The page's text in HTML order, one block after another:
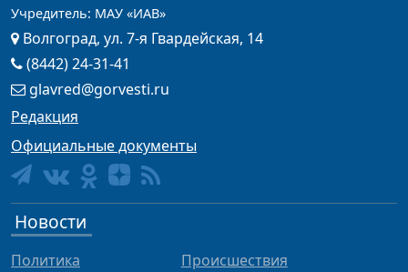
Учредитель: МАУ «ИАВ»
Волгоград, ул. 7-я Гвардейская, 14
(8442) 24-31-41
glavred@gorvesti.ru
Редакция
Официальные документы
Новости
Политика
Происшествия